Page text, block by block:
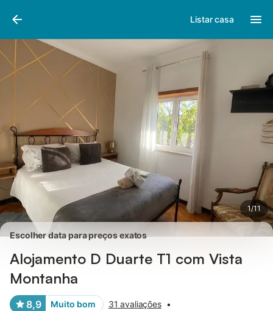
Listar casa
1/11
Fotos
Escolher data para preços exatos
Alojamento D Duarte T1 com Vista
Montanha
8,9 Muito bom 31 avaliações •